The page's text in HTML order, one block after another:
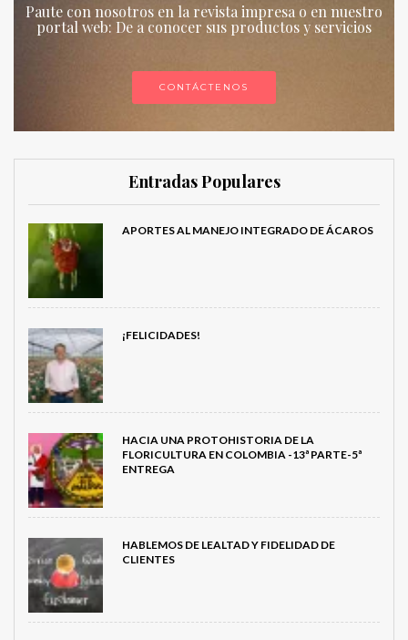
Paute con nosotros en la revista impresa o en nuestro
portal web: De a conocer sus productos y servicios
CONTÁCTENOS
Entradas Populares
APORTES AL MANEJO INTEGRADO DE ÁCAROS
¡FELICIDADES!
HACIA UNA PROTOHISTORIA DE LA
FLORICULTURA EN COLOMBIA -13ª PARTE-5ª
ENTREGA
HABLEMOS DE LEALTAD Y FIDELIDAD DE
CLIENTES